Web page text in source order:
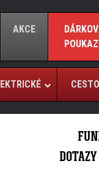
AKCE
DOTAZY